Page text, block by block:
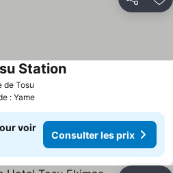
Partager
de Tosu
StationConsulter les prix
: Yame
voir
Consulter les prix